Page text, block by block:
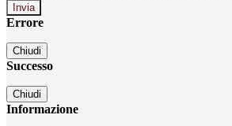
Errore
Chiudi
Successo
Chiudi
Informazione